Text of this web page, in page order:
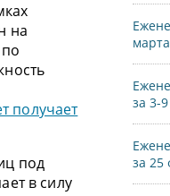
на
получает
под
в силу
за 3-
за 25